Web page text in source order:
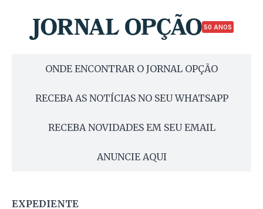
50 ANOS
ONDE ENCONTRAR O JORNAL OPÇÃO
RECEBA AS NOTÍCIAS NO SEU WHATSAPP
RECEBA NOVIDADES EM SEU EMAIL
ANUNCIE AQUI
EXPEDIENTE